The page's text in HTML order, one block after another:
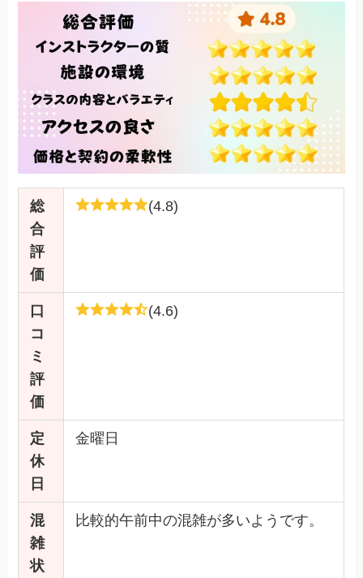
総
合
評
価
(4.8)
口
コ
ミ
評
価
(4.6)
定
休
日
金曜日
混
雑
状
比較的午前中の混雑が多いようです。